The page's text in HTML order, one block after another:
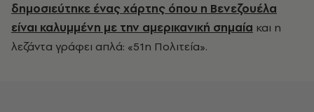
δημοσιεύτηκε ένας χάρτης όπου η Βενεζουέλα
είναι καλυμμένη με την αμερικανική σημαία και η
λεζάντα γράφει απλά: «51η Πολιτεία».